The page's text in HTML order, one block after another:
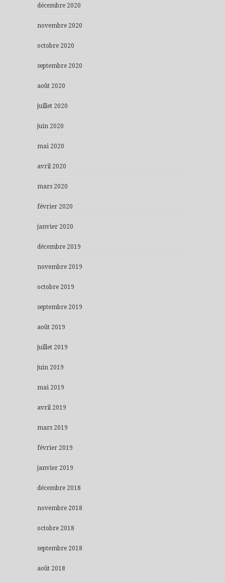
décembre 2020
novembre 2020
octobre 2020
septembre 2020
août 2020
juillet 2020
juin 2020
mai 2020
avril 2020
mars 2020
février 2020
janvier 2020
décembre 2019
novembre 2019
octobre 2019
septembre 2019
août 2019
juillet 2019
juin 2019
mai 2019
avril 2019
mars 2019
février 2019
janvier 2019
décembre 2018
novembre 2018
octobre 2018
septembre 2018
août 2018